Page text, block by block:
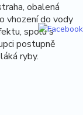
obalená
vhození do vody
spolu s
postupně
ryby.